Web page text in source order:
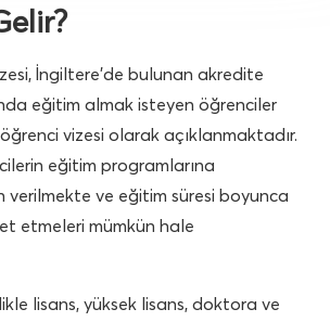
İngiltere’de bulunan akredite
eğitim almak isteyen öğrenciler
vizesi olarak açıklanmaktadır.
eğitim programlarına
verilmekte ve eğitim süresi boyunca
etmeleri mümkün hale
lisans, yüksek lisans, doktora ve